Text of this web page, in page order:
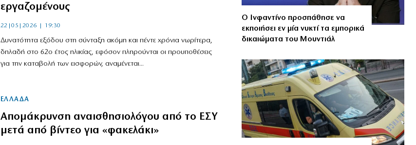
εργαζομένους
22|05|2026 | 19:30
Δυνατότητα εξόδου στη σύνταξη ακόμη και πέντε χρόνια νωρίτερα,
δηλαδή στο 62ο έτος ηλικίας, εφόσον πληρούνται οι προυποθέσεις
για την καταβολή των εισφορών, αναμένεται...
ΕΛΛΑΔΑ
Aπομάκρυνση αναισθησιολόγου από το ΕΣΥ
μετά από βίντεο για «φακελάκι»
Ο Ινφαντίνο προσπάθησε να
εκποιήσει εν μία νυκτί τα εμπορικά
δικαιώματα του Μουντιάλ